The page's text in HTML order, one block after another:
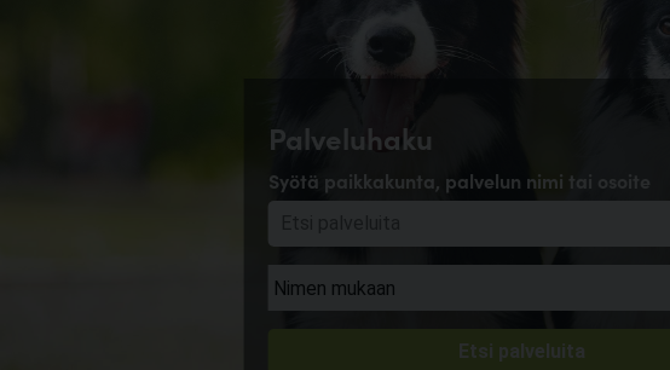
Palveluhaku
Syötä paikkakunta, palvelun nimi tai osoite